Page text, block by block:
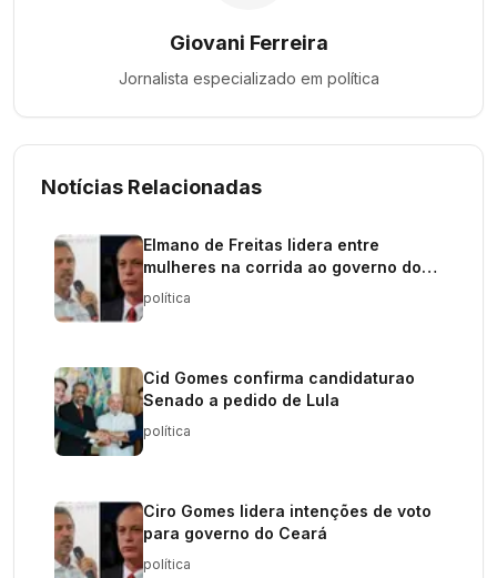
Giovani Ferreira
Jornalista especializado em política
Notícias Relacionadas
Elmano de Freitas lidera entre
mulheres na corrida ao governo do
Ceará
política
Cid Gomes confirma candidaturao
Senado a pedido de Lula
política
Ciro Gomes lidera intenções de voto
para governo do Ceará
política